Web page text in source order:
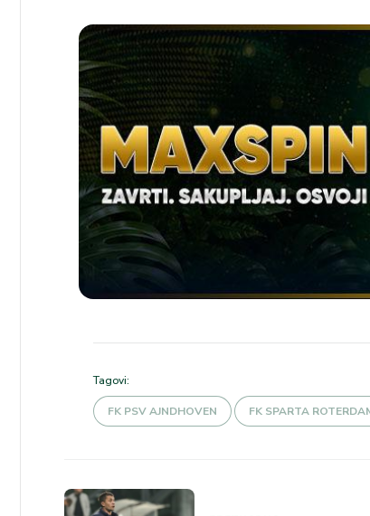
Tagovi:
FK PSV AJNDHOVEN FK SPARTA
Kretanje